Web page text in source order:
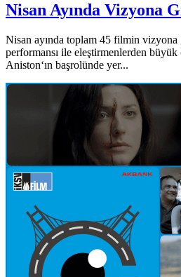
Nisan Ayında Vizyona
Nisan ayında toplam 45 filmin
performansı ile eleştirmenlerden
Aniston‘ın başrolünde yer...